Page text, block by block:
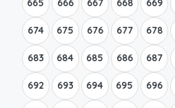
674 675 676 677 678
683 684 685 686 687
692 693 694 695 696